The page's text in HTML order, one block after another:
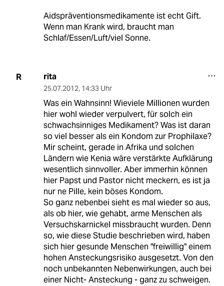
Aidspräventionsmedikamente ist echt Gift.
Wenn man Krank wird, braucht man
Schlaf/Essen/Luft/viel Sonne.
R rita
25.07.2012, 14:33 Uhr
Was ein Wahnsinn! Wieviele Millionen wurden
hier wohl wieder verpulvert, für solch ein
schwachsinniges Medikament? Was ist daran
so viel besser als ein Kondom zur Prophilaxe?
Mir scheint, gerade in Afrika und solchen
Ländern wie Kenia wäre verstärkte Aufklärung
wesentlich sinnvoller. Aber immerhin können
hier Papst und Pastor nicht meckern, es ist ja
nur ne Pille, kein böses Kondom.
So ganz nebenbei sieht es mal wieder so aus,
als ob hier, wie gehabt, arme Menschen als
Versuchskarnickel missbraucht wurden. Denn
so, wie diese Studie beschrieben wird, haben
sich hier gesunde Menschen "freiwillig" einem
hohen Ansteckungsrisiko ausgesetzt. Von den
noch unbekannten Nebenwirkungen, auch bei
einer Nicht- Ansteckung - ganz zu schweigen.